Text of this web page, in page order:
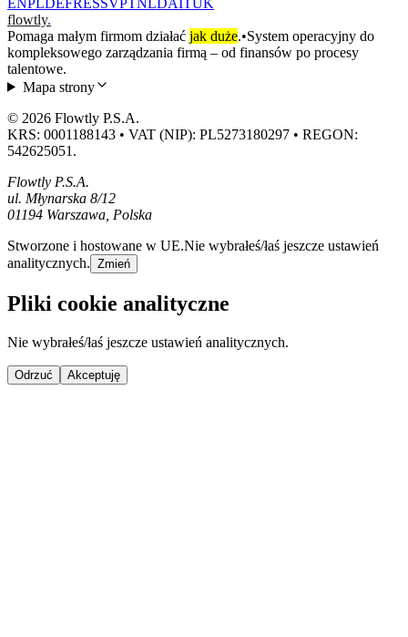
flowtly.
Pomaga małym firmom działać jak duże.•System operacyjny do
kompleksowego zarządzania firmą – od finansów po procesy
talentowe.
Mapa strony
© 2026 Flowtly P.S.A.
KRS: 0001188143 • VAT (NIP): PL5273180297 • REGON:
542625051.
Flowtly P.S.A.
ul. Młynarska 8/12
01194 Warszawa, Polska
Stworzone i hostowane w UE.Nie wybrałeś/łaś jeszcze ustawień
analitycznych. Zmień
Pliki cookie analityczne
Nie wybrałeś/łaś jeszcze ustawień analitycznych.
Odrzuć Akceptuję